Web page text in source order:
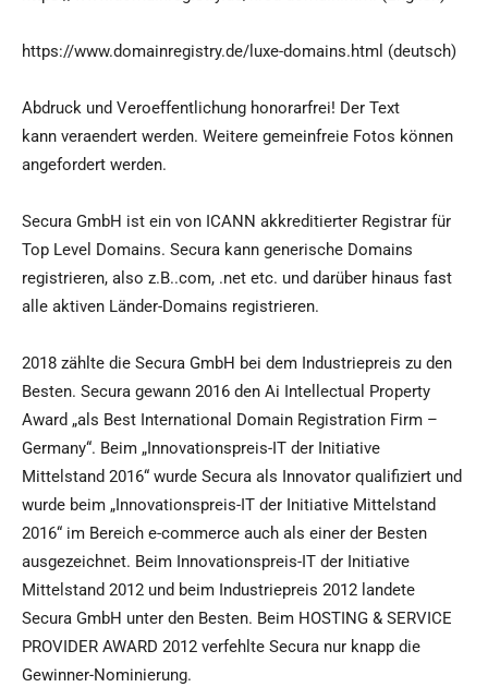
https://www.domainregistry.de/luxe-domains.html (deutsch)
Abdruck und Veroeffentlichung honorarfrei! Der Text
kann veraendert werden. Weitere gemeinfreie Fotos können
angefordert werden.
Secura GmbH ist ein von ICANN akkreditierter Registrar für
Top Level Domains. Secura kann generische Domains
registrieren, also z.B..com, .net etc. und darüber hinaus fast
alle aktiven Länder-Domains registrieren.
2018 zählte die Secura GmbH bei dem Industriepreis zu den
Besten. Secura gewann 2016 den Ai Intellectual Property
Award „als Best International Domain Registration Firm –
Germany“. Beim „Innovationspreis-IT der Initiative
Mittelstand 2016“ wurde Secura als Innovator qualifiziert und
wurde beim „Innovationspreis-IT der Initiative Mittelstand
2016“ im Bereich e-commerce auch als einer der Besten
ausgezeichnet. Beim Innovationspreis-IT der Initiative
Mittelstand 2012 und beim Industriepreis 2012 landete
Secura GmbH unter den Besten. Beim HOSTING & SERVICE
PROVIDER AWARD 2012 verfehlte Secura nur knapp die
Gewinner-Nominierung.